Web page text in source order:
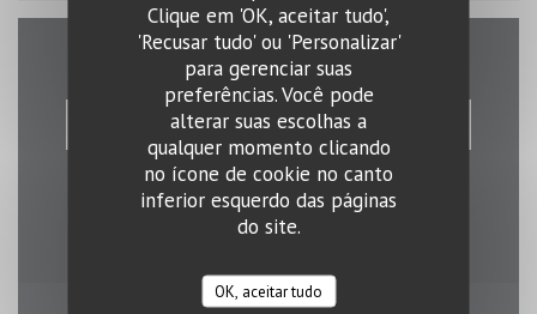
Clique em 'OK, aceitar tudo',
'Recusar tudo' ou 'Personalizar'
para gerenciar suas
preferências. Você pode
alterar suas escolhas a
qualquer momento clicando
no ícone de cookie no canto
inferior esquerdo das páginas
do site.
OK, aceitar tudo
Contacte-nos
RESERVAR UMA MESA